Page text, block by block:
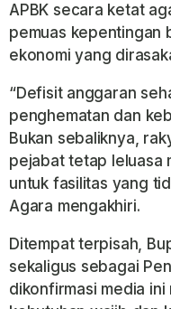
APBK secara ketat
pemuas kepentingan
ekonomi yang
“Defisit anggaran
penghematan dan
Bukan sebaliknya,
pejabat tetap leluasa
untuk fasilitas yang
Agara mengakhiri.
Ditempat terpisah,
sekaligus sebagai
dikonfirmasi media ini